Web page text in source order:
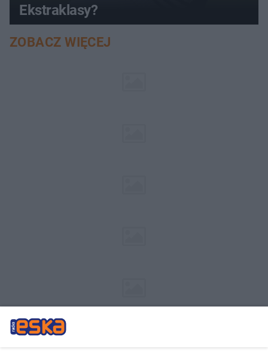
Ekstraklasy?
ZOBACZ WIĘCEJ